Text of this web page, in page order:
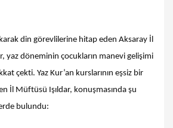
din görevlilerine hitap eden Aksaray İl
yaz döneminin çocukların manevi gelişimi
çekti. Yaz Kur’an kurslarının eşsiz bir
İl Müftüsü Işıldar, konuşmasında şu
bulundu: